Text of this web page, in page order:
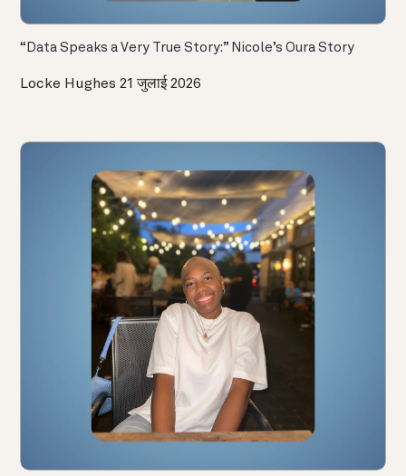
“Data Speaks a Very True Story:” Nicole’s Oura Story
Locke Hughes 21 जुलाई 2026